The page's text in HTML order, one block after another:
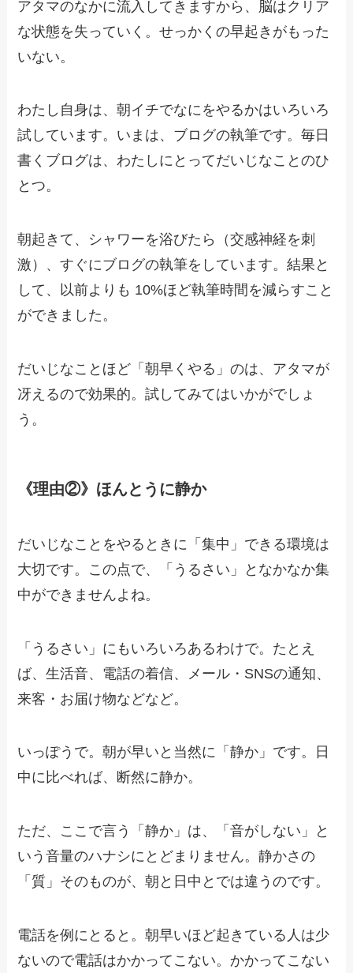
アタマのなかに流入してきますから、脳はクリア
な状態を失っていく。せっかくの早起きがもった
いない。
わたし自身は、朝イチでなにをやるかはいろいろ
試しています。いまは、ブログの執筆です。毎日
書くブログは、わたしにとってだいじなことのひ
とつ。
朝起きて、シャワーを浴びたら（交感神経を刺
激）、すぐにブログの執筆をしています。結果と
して、以前よりも 10%ほど執筆時間を減らすこと
ができました。
だいじなことほど「朝早くやる」のは、アタマが
冴えるので効果的。試してみてはいかがでしょ
う。
《理由②》ほんとうに静か
だいじなことをやるときに「集中」できる環境は
大切です。この点で、「うるさい」となかなか集
中ができませんよね。
「うるさい」にもいろいろあるわけで。たとえ
ば、生活音、電話の着信、メール・SNSの通知、
来客・お届け物などなど。
いっぽうで。朝が早いと当然に「静か」です。日
中に比べれば、断然に静か。
ただ、ここで言う「静か」は、「音がしない」と
いう音量のハナシにとどまりません。静かさの
「質」そのものが、朝と日中とでは違うのです。
電話を例にとると。朝早いほど起きている人は少
ないので電話はかかってこない。かかってこない